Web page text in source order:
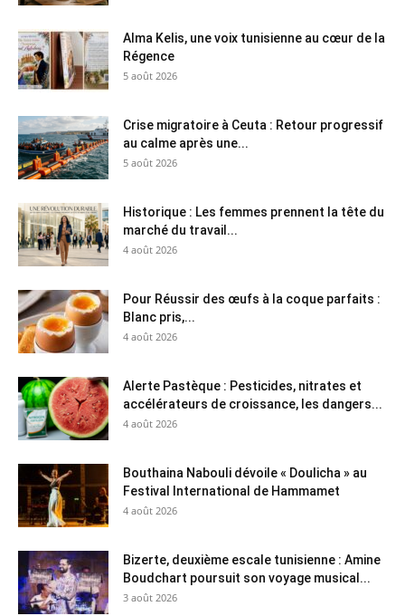
Alma Kelis, une voix tunisienne au cœur de la
Régence
5 août 2026
Crise migratoire à Ceuta : Retour progressif
au calme après une...
5 août 2026
Historique : Les femmes prennent la tête du
marché du travail...
4 août 2026
Pour Réussir des œufs à la coque parfaits :
Blanc pris,...
4 août 2026
Alerte Pastèque : Pesticides, nitrates et
accélérateurs de croissance, les dangers...
4 août 2026
Bouthaina Nabouli dévoile « Doulicha » au
Festival International de Hammamet
4 août 2026
Bizerte, deuxième escale tunisienne : Amine
Boudchart poursuit son voyage musical...
3 août 2026